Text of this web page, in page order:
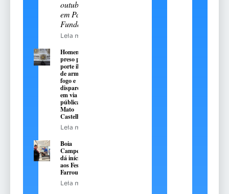
outubro
em Passo
Fundo
Leia mais
Homem é
preso por
porte ilegal
de arma de
fogo e
disparos
em via
pública em
Mato
Castelhano
Leia mais
Boia
Campeira
dá início
aos Festejos
Farroupilha
Leia mais